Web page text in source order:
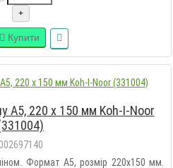
+
Купити
А5, 220 х 150 мм Koh-I-Noor
002697140
Формат А5, розмір 220х150 мм.